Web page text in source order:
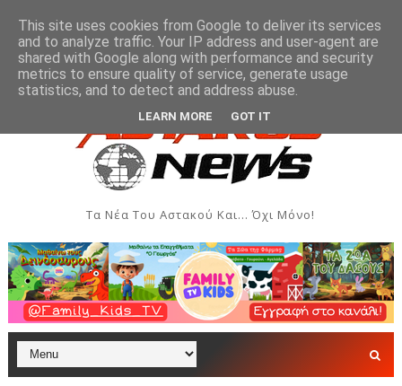
Δημιουργιών του Συλλόγου Γυναικών Αστακού ΠΟΛΙΤΙΣΜΌΣ
Τα Νέα Του Αστακού Και... Όχι Μόνο!
This site uses cookies from Google to deliver its services
and to analyze traffic. Your IP address and user-agent are
shared with Google along with performance and security
metrics to ensure quality of service, generate usage
statistics, and to detect and address abuse.
LEARN MORE GOT IT